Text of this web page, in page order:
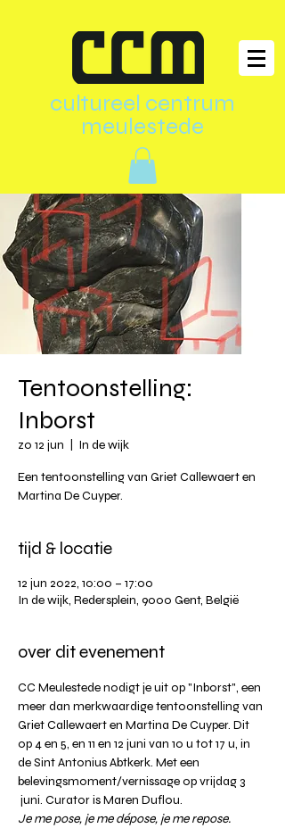
cultureel centrum
meulestede
Tentoonstelling:
Inborst
zo 12 jun In de wijk
Een tentoonstelling van Griet Callewaert en
Martina De Cuyper.
tijd & locatie
12 jun 2022, 10:00 – 17:00
In de wijk, Redersplein, 9000 Gent, België
over dit evenement
CC Meulestede nodigt je uit op "Inborst", een
meer dan merkwaardige tentoonstelling van
Griet Callewaert en Martina De Cuyper. Dit
op 4 en 5, en 11 en 12 juni van 10 u tot 17 u, in
de Sint Antonius Abtkerk. Met een
belevingsmoment/vernissage op vrijdag 3
juni. Curator is Maren Duflou.
Je me pose, je me dépose, je me repose.